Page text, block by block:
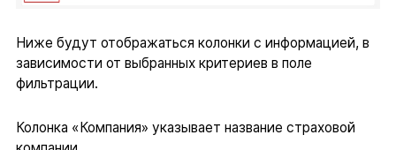
Ниже будут отображаться колонки с информацией, в
зависимости от выбранных критериев в поле
фильтрации.
Колонка «Компания» указывает название страховой